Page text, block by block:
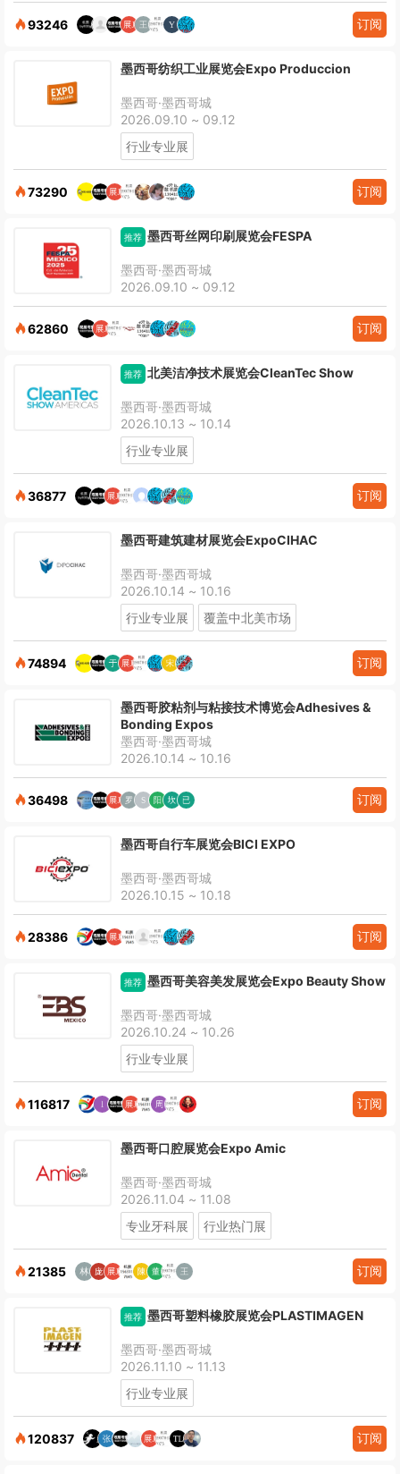
93246 订阅
墨西哥纺织工业展览会Expo Produccion
墨西哥·墨西哥城
2026.09.10 ~ 09.12
行业专业展
73290 订阅
推荐 墨西哥丝网印刷展览会FESPA
墨西哥·墨西哥城
2026.09.10 ~ 09.12
62860 订阅
推荐 北美洁净技术展览会CleanTec Show
墨西哥·墨西哥城
2026.10.13 ~ 10.14
行业专业展
36877 订阅
墨西哥建筑建材展览会ExpoCIHAC
墨西哥·墨西哥城
2026.10.14 ~ 10.16
行业专业展
覆盖中北美市场
74894 订阅
墨西哥胶粘剂与粘接技术博览会Adhesives &
Bonding Expos
墨西哥·墨西哥城
2026.10.14 ~ 10.16
36498 订阅
墨西哥自行车展览会BICI EXPO
墨西哥·墨西哥城
2026.10.15 ~ 10.18
28386 订阅
推荐 墨西哥美容美发展览会Expo Beauty Show
墨西哥·墨西哥城
2026.10.24 ~ 10.26
行业专业展
116817 订阅
墨西哥口腔展览会Expo Amic
墨西哥·墨西哥城
2026.11.04 ~ 11.08
专业牙科展
行业热门展
21385 订阅
推荐 墨西哥塑料橡胶展览会PLASTIMAGEN
墨西哥·墨西哥城
2026.11.10 ~ 11.13
行业专业展
120837 订阅